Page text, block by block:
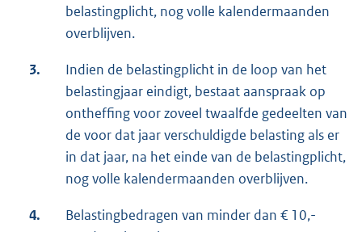
belastingplicht, nog volle kalendermaanden
overblijven.
3.
Indien de belastingplicht in de loop van het
belastingjaar eindigt, bestaat aanspraak op
ontheffing voor zoveel twaalfde gedeelten van
de voor dat jaar verschuldigde belasting als er
in dat jaar, na het einde van de belastingplicht,
nog volle kalendermaanden overblijven.
4.
Belastingbedragen van minder dan € 10,-